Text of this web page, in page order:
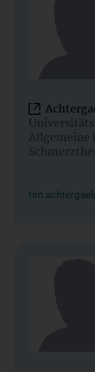
Allgemeine